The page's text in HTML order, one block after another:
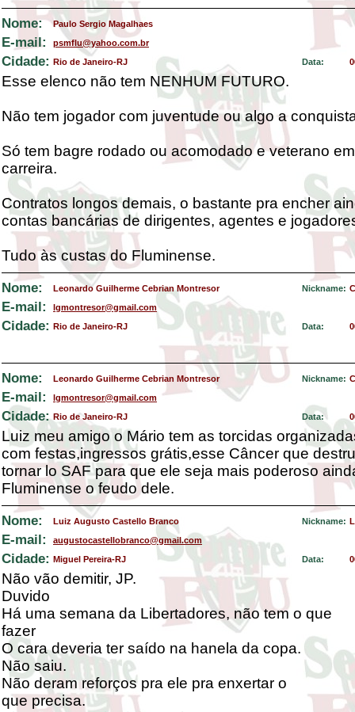
Nome: Paulo Sergio Magalhaes
E-mail: psmflu@yahoo.com.br
Cidade: Rio de Janeiro-RJ Data:
Esse elenco não tem NENHUM FUTURO.
Não tem jogador com juventude ou algo a
Só tem bagre rodado ou acomodado e veterano
carreira.
Contratos longos demais, o bastante pra encher
contas bancárias de dirigentes, agentes e
Tudo às custas do Fluminense.
Nome: Leonardo Guilherme Cebrian Montresor Nickname:
E-mail: lgmontresor@gmail.com
Cidade: Rio de Janeiro-RJ Data:
Nome: Leonardo Guilherme Cebrian Montresor Nickname:
E-mail: lgmontresor@gmail.com
Cidade: Rio de Janeiro-RJ Data:
Luiz meu amigo o Mário tem as torcidas
com festas,ingressos grátis,esse Câncer que
tornar lo SAF para que ele seja mais poderoso
Fluminense o feudo dele.
Nome: Luiz Augusto Castello Branco Nickname:
E-mail: augustocastellobranco@gmail.com
Cidade: Miguel Pereira-RJ Data:
Não vão demitir, JP.
Duvido
Há uma semana da Libertadores, não tem o que
fazer
O cara deveria ter saído na hanela da copa.
Não saiu.
Não deram reforços pra ele pra enxertar o
que precisa.